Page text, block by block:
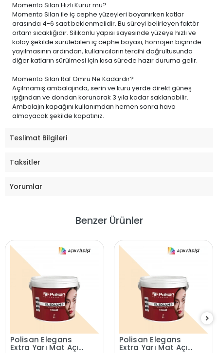
Momento Silan Hızlı Kurur mu?
Momento Silan ile iç cephe yüzeyleri boyanırken katlar
arasında 4-6 saat beklenmelidir. Bu süreyi belirleyen faktör
ortam sıcaklığıdır. Silikonlu yapısı sayesinde yüzeye hızlı ve
kolay şekilde sürülebilen iç cephe boyası, homojen biçimde
yayılmasının ardından, kullanıcıların tercihi doğrultusunda
diğer katların sürülmesi için kısa sürede hazır duruma gelir.
Momento Silan Raf Ömrü Ne Kadardır?
Açılmamış ambalajında, serin ve kuru yerde direkt güneş
ışığından ve dondan korunarak 3 yıla kadar saklanabilir.
Ambalajın kapağını kullanımdan hemen sonra hava
almayacak şekilde kapatınız.
Teslimat Bilgileri
Taksitler
Yorumlar
Benzer Ürünler
Polisan Elegans
Extra Yarı Mat Açık
Polisan Elegans
Extra Yarı Mat Açık